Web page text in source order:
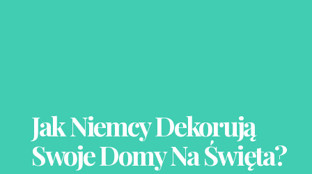
Jak Niemcy Dekorują
Swoje Domy Na Święta?